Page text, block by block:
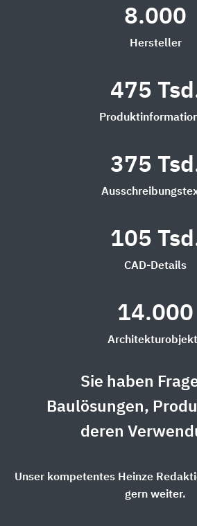
8.000
Hersteller
475
375
105
CAD-Details
14.000
Sie haben
Baulösungen,
deren
Unser kompetentes Heinze
gern weiter.